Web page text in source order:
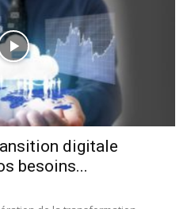
digitale
besoins...